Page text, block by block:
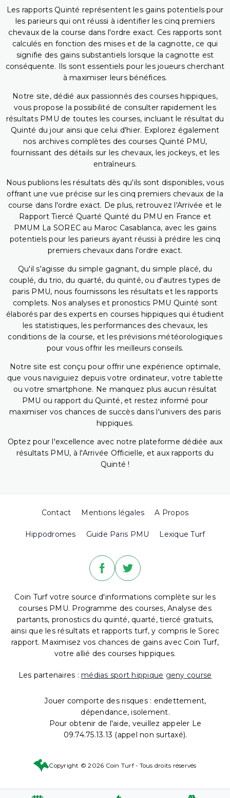
Les rapports Quinté représentent les gains potentiels pour
les parieurs qui ont réussi à identifier les cinq premiers
chevaux de la course dans l'ordre exact. Ces rapports sont
calculés en fonction des mises et de la cagnotte, ce qui
signifie des gains substantiels lorsque la cagnotte est
conséquente. Ils sont essentiels pour les joueurs cherchant
à maximiser leurs bénéfices.
Notre site, dédié aux passionnés des courses hippiques,
vous propose la possibilité de consulter rapidement les
résultats PMU de toutes les courses, incluant le résultat du
Quinté du jour ainsi que celui d'hier. Explorez également
nos archives complètes des courses Quinté PMU,
fournissant des détails sur les chevaux, les jockeys, et les
entraîneurs.
Nous publions les résultats dès qu'ils sont disponibles, vous
offrant une vue précise sur les cinq premiers chevaux de la
course dans l'ordre exact. De plus, retrouvez l'Arrivée et le
Rapport Tiercé Quarté Quinté du PMU en France et
PMUM La SOREC au Maroc Casablanca, avec les gains
potentiels pour les parieurs ayant réussi à prédire les cinq
premiers chevaux dans l'ordre exact.
Qu'il s'agisse du simple gagnant, du simple placé, du
couplé, du trio, du quarté, du quinté, ou d'autres types de
paris PMU, nous fournissons les résultats et les rapports
complets. Nos analyses et pronostics PMU Quinté sont
élaborés par des experts en courses hippiques qui étudient
les statistiques, les performances des chevaux, les
conditions de la course, et les prévisions météorologiques
pour vous offrir les meilleurs conseils.
Notre site est conçu pour offrir une expérience optimale,
que vous naviguiez depuis votre ordinateur, votre tablette
ou votre smartphone. Ne manquez plus aucun résultat
PMU ou rapport du Quinté, et restez informé pour
maximiser vos chances de succès dans l'univers des paris
hippiques.
Optez pour l'excellence avec notre plateforme dédiée aux
résultats PMU, à l'Arrivée Officielle, et aux rapports du
Quinté !
Contact Mentions légales A Propos
Hippodromes Guide Paris PMU Lexique Turf
Coin Turf votre source d'informations complète sur les
courses PMU. Programme des courses, Analyse des
partants, pronostics du quinté, quarté, tiercé gratuits,
ainsi que les résultats et rapports turf, y compris le Sorec
rapport. Maximisez vos chances de gains avec Coin Turf,
votre allié des courses hippiques.
Les partenaires : médias sport hippique geny course
Jouer comporte des risques : endettement,
dépendance, isolement.
Pour obtenir de l'aide, veuillez appeler Le
09.74.75.13.13 (appel non surtaxé).
Copyright © 2026 Coin Turf - Tous droits réservés